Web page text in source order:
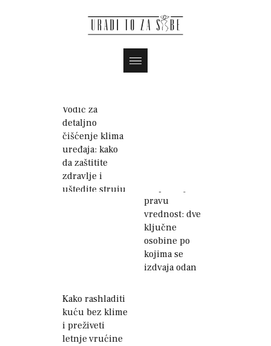
Vodič za
detaljno
čišćenje klima
uređaja: kako
da zaštitite
zdravlje i
uštedite struju
pravu
vrednost: dve
ključne
osobine po
kojima se
izdvaja odan
Kako rashladiti
kuću bez klime
i preživeti
letnje vrućine